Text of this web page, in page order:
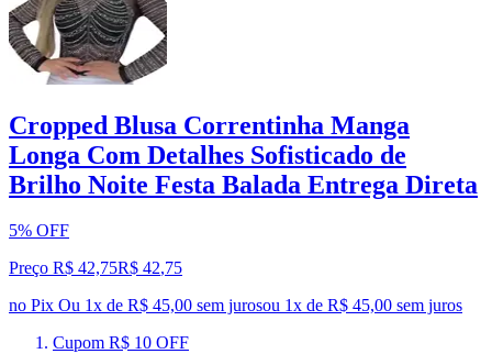
Cropped Blusa Correntinha Manga
Longa Com Detalhes Sofisticado de
Brilho Noite Festa Balada Entrega Direta
5% OFF
Preço R$ 42,75R$ 42,75
no Pix Ou 1x de R$ 45,00 sem jurosou 1x de R$ 45,00 sem juros
Cupom R$ 10 OFF